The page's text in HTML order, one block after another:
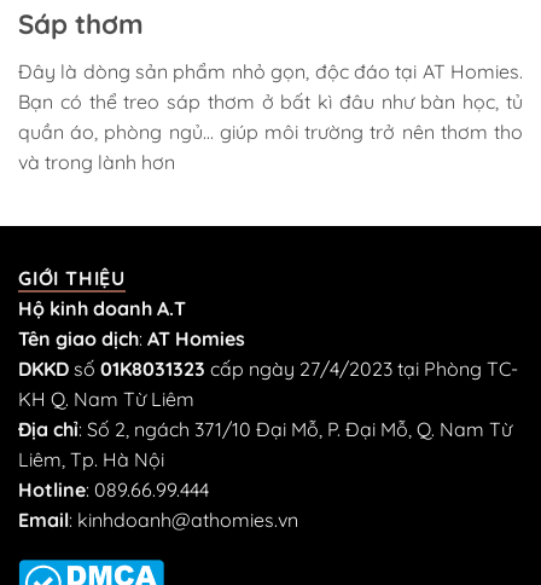
Sáp thơm
Đây là dòng sản phẩm nhỏ gọn, độc đáo tại AT Homies.
Bạn có thể treo sáp thơm ở bất kì đâu như bàn học, tủ
quần áo, phòng ngủ… giúp môi trường trở nên thơm tho
và trong lành hơn
GIỚI THIỆU
Hộ kinh doanh A.T
Tên giao dịch: AT Homies
DKKD số 01K8031323 cấp ngày 27/4/2023 tại Phòng TC-
KH Q. Nam Từ Liêm
Địa chỉ: Số 2, ngách 371/10 Đại Mỗ, P. Đại Mỗ, Q. Nam Từ
Liêm, Tp. Hà Nội
Hotline: 089.66.99.444
Email: kinhdoanh@athomies.vn